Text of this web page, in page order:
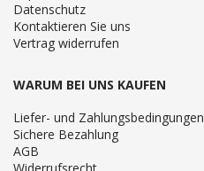
Datenschutz
Kontaktieren Sie uns
Vertrag widerrufen
WARUM BEI UNS KAUFEN
Liefer- und Zahlungsbedingungen
Sichere Bezahlung
AGB